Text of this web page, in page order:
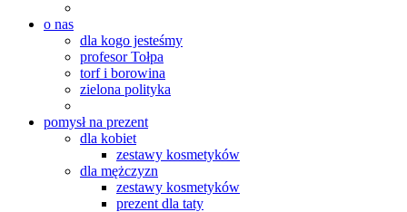
o nas
dla kogo jesteśmy
profesor Tołpa
torf i borowina
zielona polityka
pomysł na prezent
dla kobiet
zestawy kosmetyków
dla mężczyzn
zestawy kosmetyków
prezent dla taty